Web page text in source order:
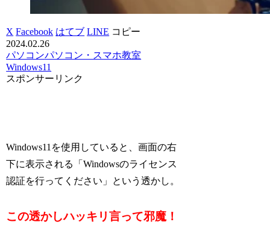
X Facebook はてブ LINE コピー
2024.02.26
パソコンパソコン・スマホ教室
Windows11
スポンサーリンク
Windows11を使用していると、画面の右
下に表示される「Windowsのライセンス
認証を行ってください」という透かし。
この透かしハッキリ言って邪魔！